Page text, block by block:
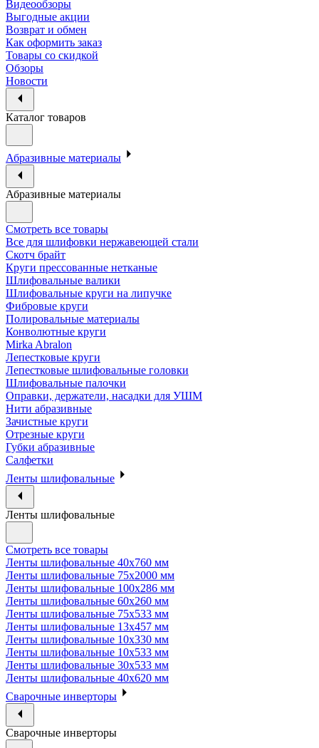
Видеообзоры
Выгодные акции
Возврат и обмен
Как оформить заказ
Товары со скидкой
Обзоры
Новости
Каталог товаров
Абразивные материалы
Абразивные материалы
Смотреть все товары
Все для шлифовки нержавеющей стали
Скотч брайт
Круги прессованные нетканые
Шлифовальные валики
Шлифовальные круги на липучке
Фибровые круги
Полировальные материалы
Конволютные круги
Mirka Abralon
Лепестковые круги
Лепестковые шлифовальные головки
Шлифовальные палочки
Оправки, держатели, насадки для УШМ
Нити абразивные
Зачистные круги
Отрезные круги
Губки абразивные
Салфетки
Ленты шлифовальные
Ленты шлифовальные
Смотреть все товары
Ленты шлифовальные 40х760 мм
Ленты шлифовальные 75х2000 мм
Ленты шлифовальные 100х286 мм
Ленты шлифовальные 60х260 мм
Ленты шлифовальные 75х533 мм
Ленты шлифовальные 13х457 мм
Ленты шлифовальные 10х330 мм
Ленты шлифовальные 10х533 мм
Ленты шлифовальные 30х533 мм
Ленты шлифовальные 40х620 мм
Сварочные инверторы
Сварочные инверторы